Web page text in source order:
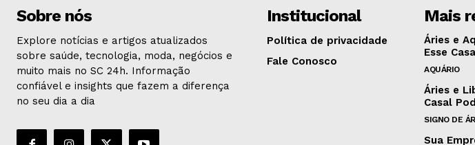
Sobre nós
Explore notícias e artigos atualizados
sobre saúde, tecnologia, moda, negócios e
muito mais no SC 24h. Informação
confiável e insights que fazem a diferença
no seu dia a dia
Institucional
Política de privacidade
Fale Conosco
Mais
Áries e
Esse
AQUÁRIO
Áries e
Casal
SIGNO DE
Sua